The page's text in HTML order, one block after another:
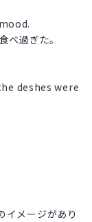
過ぎた。
deshes were
イメージがあり